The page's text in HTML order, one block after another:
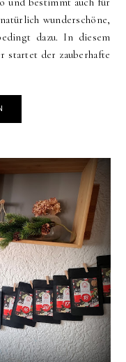
wunderschöne,
dazu. In diesem
startet der zauberhafte